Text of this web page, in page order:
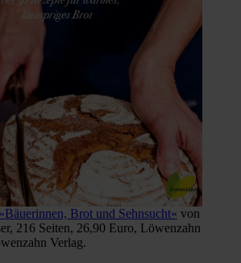
»Bäuerinnen, Brot und Sehnsucht« von
216 Seiten, 26,90 Euro, Löwenzahn
Verlag.